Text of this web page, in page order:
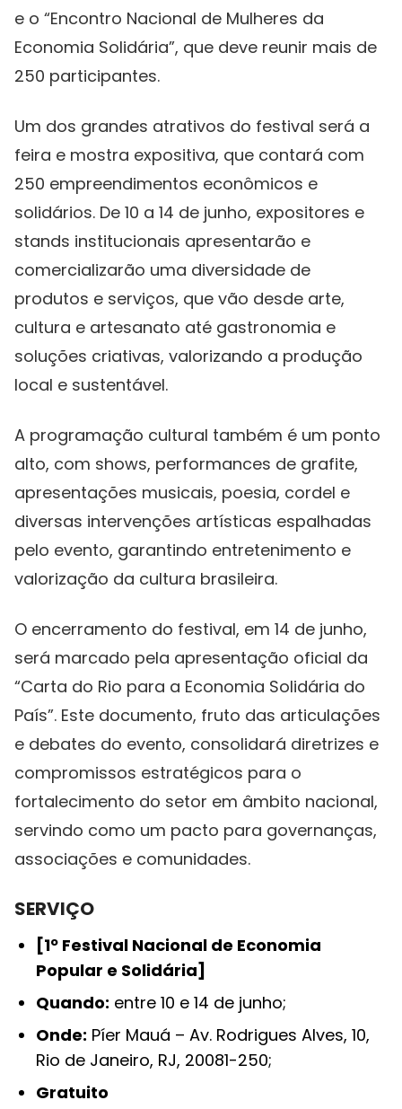
e o “Encontro Nacional de Mulheres da
Economia Solidária”, que deve reunir mais de
250 participantes.
Um dos grandes atrativos do festival será a
feira e mostra expositiva, que contará com
250 empreendimentos econômicos e
solidários. De 10 a 14 de junho, expositores e
stands institucionais apresentarão e
comercializarão uma diversidade de
produtos e serviços, que vão desde arte,
cultura e artesanato até gastronomia e
soluções criativas, valorizando a produção
local e sustentável.
A programação cultural também é um ponto
alto, com shows, performances de grafite,
apresentações musicais, poesia, cordel e
diversas intervenções artísticas espalhadas
pelo evento, garantindo entretenimento e
valorização da cultura brasileira.
O encerramento do festival, em 14 de junho,
será marcado pela apresentação oficial da
“Carta do Rio para a Economia Solidária do
País”. Este documento, fruto das articulações
e debates do evento, consolidará diretrizes e
compromissos estratégicos para o
fortalecimento do setor em âmbito nacional,
servindo como um pacto para governanças,
associações e comunidades.
SERVIÇO
[1º Festival Nacional de Economia
Popular e Solidária]
Quando: entre 10 e 14 de junho;
Onde: Píer Mauá – Av. Rodrigues Alves, 10,
Rio de Janeiro, RJ, 20081-250;
Gratuito